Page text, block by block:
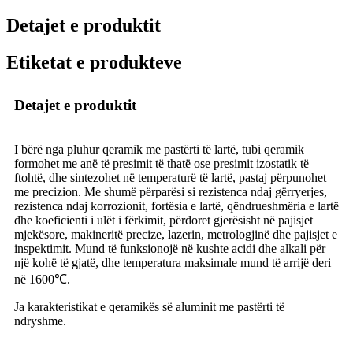
Detajet e produktit
Etiketat e produkteve
Detajet e produktit
I bërë nga pluhur qeramik me pastërti të lartë, tubi qeramik
formohet me anë të presimit të thatë ose presimit izostatik të
ftohtë, dhe sintezohet në temperaturë të lartë, pastaj përpunohet
me precizion. Me shumë përparësi si rezistenca ndaj gërryerjes,
rezistenca ndaj korrozionit, fortësia e lartë, qëndrueshmëria e lartë
dhe koeficienti i ulët i fërkimit, përdoret gjerësisht në pajisjet
mjekësore, makineritë precize, lazerin, metrologjinë dhe pajisjet e
inspektimit. Mund të funksionojë në kushte acidi dhe alkali për
një kohë të gjatë, dhe temperatura maksimale mund të arrijë deri
në 1600℃.
Ja karakteristikat e qeramikës së aluminit me pastërti të
ndryshme.